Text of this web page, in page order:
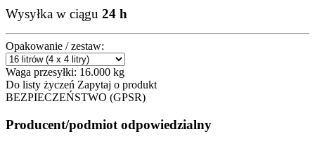
Wysyłka w ciągu 24 h
Opakowanie / zestaw:
Waga przesyłki: 16.000 kg
Do listy życzeń Zapytaj o produkt
BEZPIECZEŃSTWO (GPSR)
Producent/podmiot odpowiedzialny